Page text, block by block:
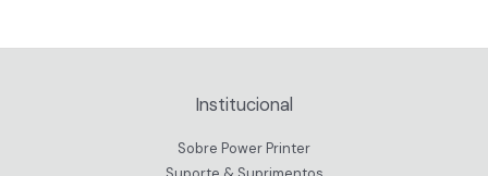
Codificação
Institucional
Sobre Power Printer